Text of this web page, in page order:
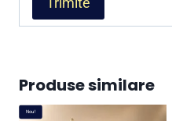
Produse similare
Nou!